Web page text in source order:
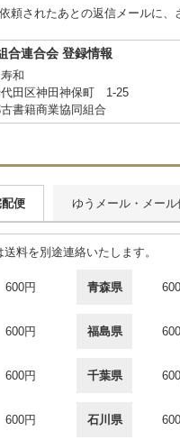
頼されたあとの返信メールに
合連合会 登録情報
和
代田区神田神保町 1-25
書籍商業協同組合
便 ゆうメール・メール
料を別途連絡いたします。
600円 青森県
600円 福島県
600円 千葉県
600円 石川県